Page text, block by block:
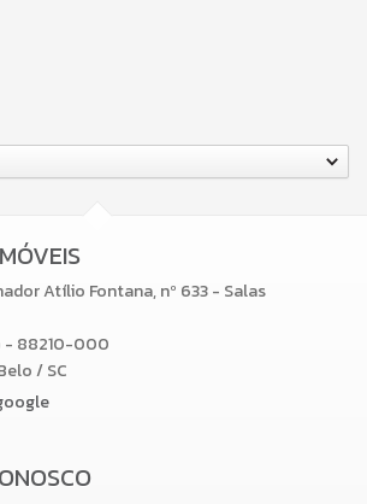
Atílio Fontana, nº 633 - Salas
- 88210-000
/SC